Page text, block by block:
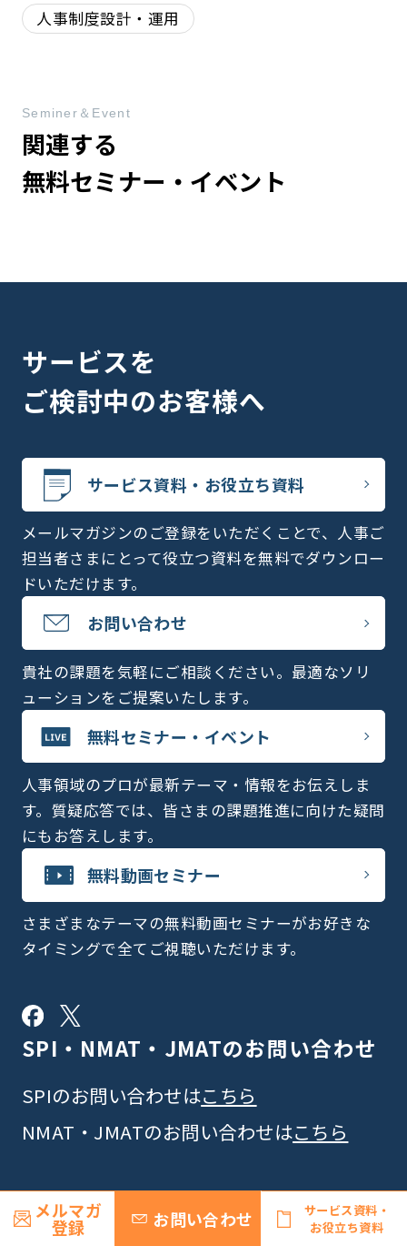
人事制度設計・運用
関連する
無料セミナー・イベント
Seminer＆Event
サービスを
ご検討中のお客様へ
サービス資料・お役立ち資料
メールマガジンのご登録をいただくことで、人事ご
担当者さまにとって役立つ資料を無料でダウンロー
ドいただけます。
お問い合わせ
貴社の課題を気軽にご相談ください。最適なソリ
ューションをご提案いたします。
無料セミナー・イベント
人事領域のプロが最新テーマ・情報をお伝えしま
す。質疑応答では、皆さまの課題推進に向けた疑問
にもお答えします。
無料動画セミナー
さまざまなテーマの無料動画セミナーがお好きな
タイミングで全てご視聴いただけます。
SPI・NMAT・JMATのお問い合わせ
SPIのお問い合わせはこちら
NMAT・JMATのお問い合わせはこちら
メルマガ
登録 お問い合わせ
サービス資料・
お役立ち資料